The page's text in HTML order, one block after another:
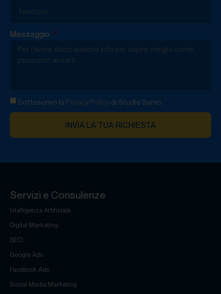
Messaggio
Sottoscrivo la Privacy Policy di Studio Samo.
INVIA LA TUA RICHIESTA
Servizi e Consulenze
Intelligenza Artificiale
Digital Marketing
SEO
Google Ads
Facebook Ads
Social Media Marketing